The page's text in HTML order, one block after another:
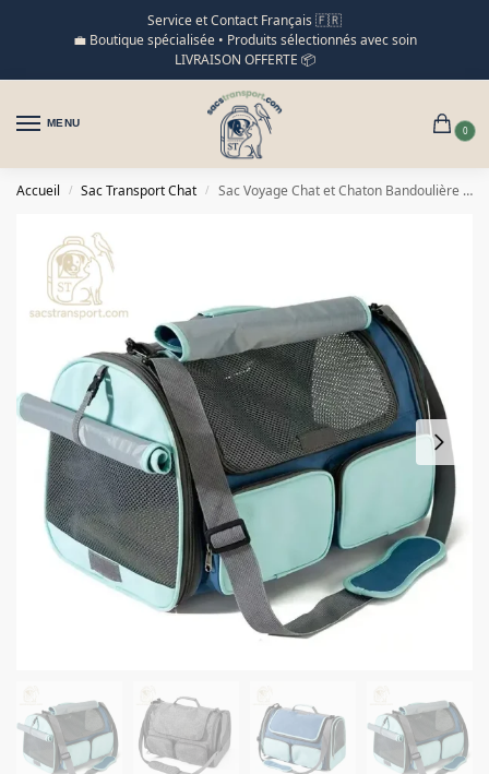
Service et Contact Français 🇫🇷
💼 Boutique spécialisée • Produits sélectionnés avec soin
LIVRAISON OFFERTE 📦
MENU
0
Accueil / Sac Transport Chat / Sac Voyage Chat et Chaton Bandoulière respirant